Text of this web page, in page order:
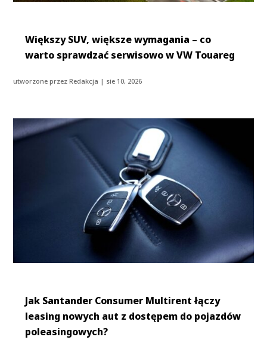
Większy SUV, większe wymagania – co
warto sprawdzać serwisowo w VW Touareg
utworzone przezRedakcja | sie 10, 2026
Jak Santander Consumer Multirent łączy
leasing nowych aut z dostępem do pojazdów
poleasingowych?